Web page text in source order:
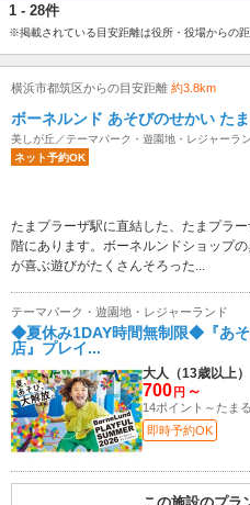
1 - 28件
※掲載されている目安距離は役所・役場からの距
横浜市都筑区からの目安距離 約3.8km
ボーネルンド あそびのせかい た
美しが丘／テーマパーク・遊園地・レジャーラ
ネット予約OK
たまプラーザ駅に直結した、たまプラ
階にあります。ボーネルンドショップ
が喜ぶ遊びがたくさんそろった...
テーマパーク・遊園地・レジャーランド
◆夏休み1DAY時間無制限◆『あ
店』プレイ...
大人（13歳以上）
700 円 ～
14ポイント～たまる
即時予約OK